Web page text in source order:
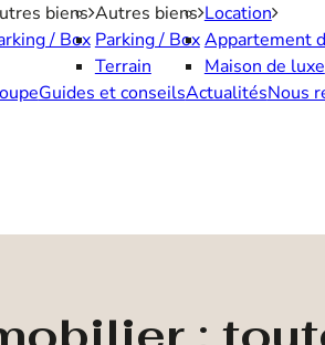
biens
/ Box
Autres biens
Parking / Box
Terrain
Location
Appartement
Maison de luxe
Guides et conseilsActualitésNous